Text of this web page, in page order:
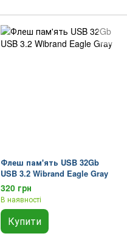
Флеш пам'ять USB 32Gb
USB 3.2 Wibrand Eagle Gray
320 грн
В наявності
Купити